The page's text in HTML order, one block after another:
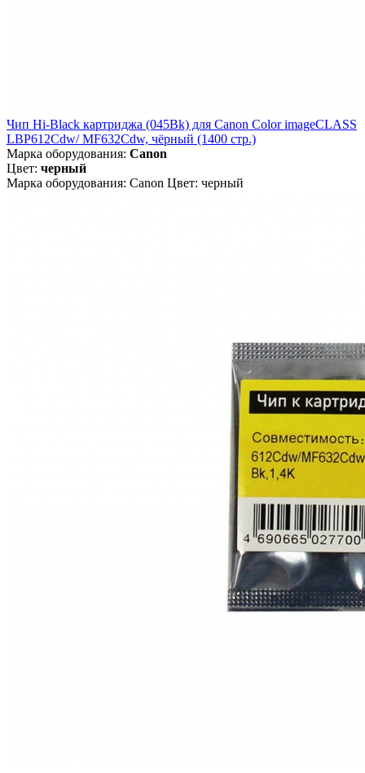
Чип Hi-Black картриджа (045Bk) для Canon Color imageCLASS
LBP612Cdw/ MF632Cdw, чёрный (1400 стр.)
Марка оборудования: Canon
Цвет: черный
Марка оборудования: Canon Цвет: черный